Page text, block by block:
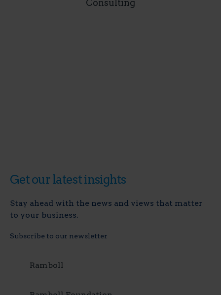
Consulting
Get our latest insights
Stay ahead with the news and views that matter
to your business.
Subscribe to our newsletter
Ramboll